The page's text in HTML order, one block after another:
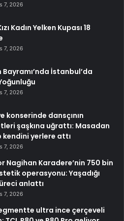
7, 2026
Kadın Yelken Kupası 18
7, 2026
Bayramı’nda İstanbul’da
7, 2026
konserinde dansçının
şaşkına uğrattı: Masadan
kendini yerlere attı
7, 2026
Nagihan Karadere’nin 750 bin
operasyonu: Yaşadığı
anlattı
7, 2026
ultra ince çerçeveli